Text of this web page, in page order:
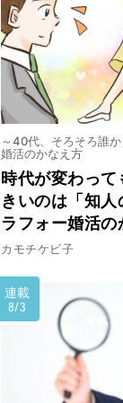
！第12回】不
術！第11回】
る技術！第
逃げる技術！
～40代、そろそろ誰
婚活のかなえ方
時代が変わっ
きいのは「知
ラフォー婚活の
カモチケビ子
連載
8/3